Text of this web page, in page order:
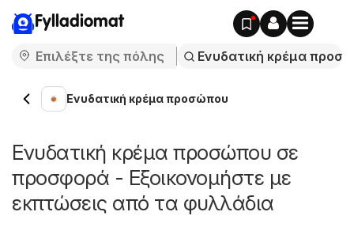
Fylladiomat
Ενυδατική κρέμα προσώπου
Ενυδατική κρέμα προσώπου σε
προσφορά - Εξοικονομήστε με
εκπτώσεις από τα φυλλάδια